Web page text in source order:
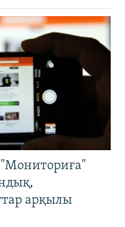
"Мониториға"
арқылы